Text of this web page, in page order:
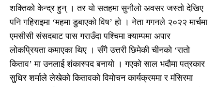
शक्तिको केन्द्र हुन् । तर यो सतहमा सुनौलो अवसर जस्तो देखिए
पनि गहिराइमा ‘महमा डुबाएको विष’ हो । नेता गगनले २०२२ मार्चमा
एमसीसी संसदबाट पास गराउँदा पश्चिमा क्याम्पमा अपार
लोकप्रियता कमाएका थिए । सँगै उत्तरी छिमेकी चीनको ‘रातो
किताव’ मा उनलाई शंकास्पद बनायो । गएको साल भदौमा पत्रकार
सुधिर शर्माले लेखेको कितावको विमोचन कार्यक्रममा र मंसिरमा